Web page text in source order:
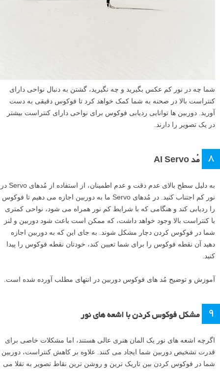
شما چه در نور کم عکس بگیرید و چه نگیرید، گشتن به دنبال نواحی دارای
کنتراست بالا در صحنه به شما کمک خواهد کرد تا فوکوس دقیقی به دست
آورید. دوربین ها توانایی ردیابی فوکوس برای نواحی دارای کنتراست بیشتر
در یک تصویر را دارند.
۸ مُد AI Servo
به دلیل سطح بالای عدم دقت و عدم اطمینان، از استفاده از مُدهای Servo در
نور کم اجتناب کنید. در مُدهای Servo ما به دوربین اجازه می دهیم تا فوکوس
را ردیابی کند و هنگامی که با شرایط کم نور همراه می شود، نواحی کمتری
با کنتراست بالا وجود خواهد داشت، که ممکن است باعث شود دوربین و لنز
شما در فوکوس کردن دچار مشکل شوند. به جای این که به دوربین اجازه
دهید آن نقطه فوکوس را برای شما تعیین کند، خودتان نقطه فوکوس را پیدا
کنید.
آموزش و توضیح مُد های فوکوس دوربین در انتهای مطلب آورده شده است.
۹ مشکل فوکوس کردن با اشعه های نور
اگرچه اشعه های نور یک المان هنری عالی هستند، اما مشکلات خاصی برای
قدرت تشخیص دوربین شما ایجاد می کنند. علاوه بر کاهش کنتراست، دوربین
شما در فوکوس کردن بین تاریک ترین و روشن ترین نقاط تصویر به تقلا می